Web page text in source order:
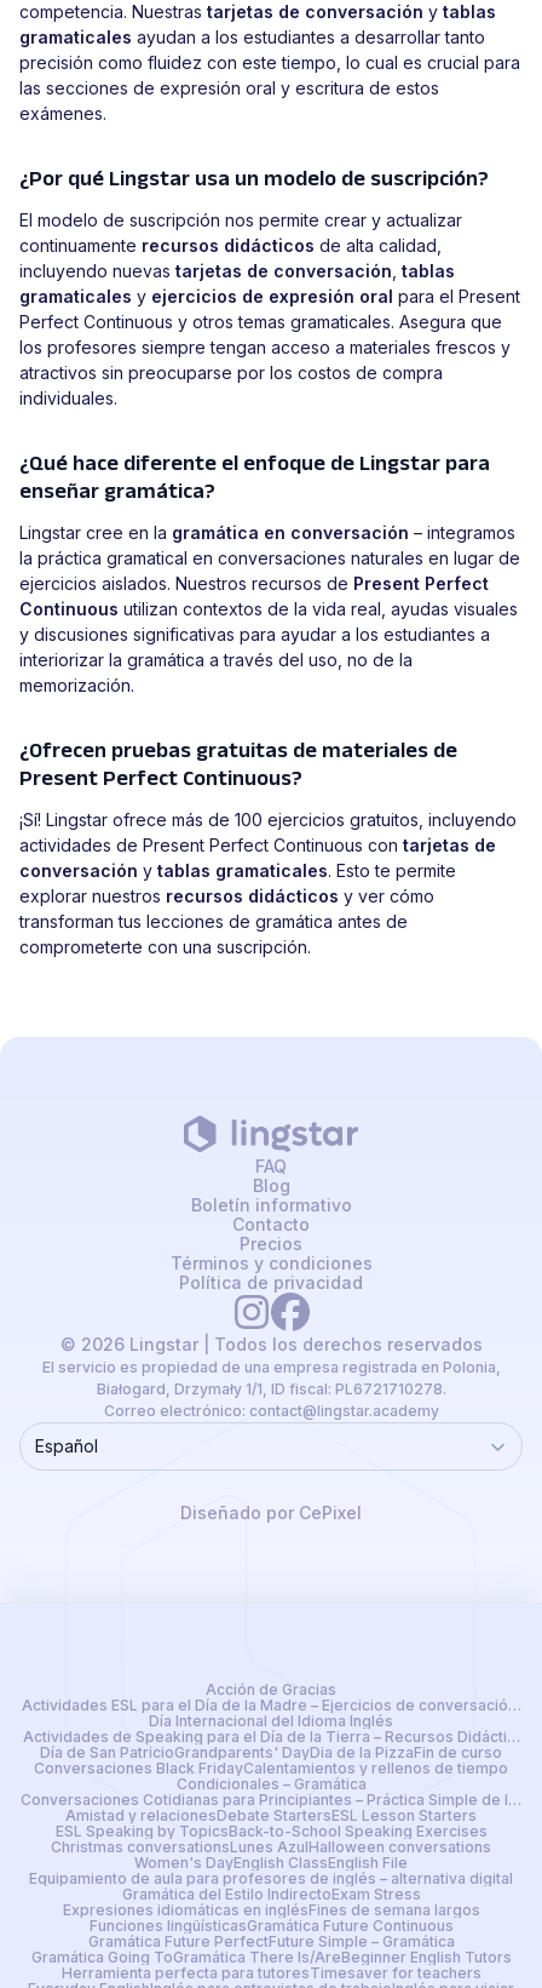
competencia. Nuestras tarjetas de conversación y tablas
gramaticales ayudan a los estudiantes a desarrollar tanto
precisión como fluidez con este tiempo, lo cual es crucial para
las secciones de expresión oral y escritura de estos
exámenes.
¿Por qué Lingstar usa un modelo de suscripción?
El modelo de suscripción nos permite crear y actualizar
continuamente recursos didácticos de alta calidad,
incluyendo nuevas tarjetas de conversación, tablas
gramaticales y ejercicios de expresión oral para el Present
Perfect Continuous y otros temas gramaticales. Asegura que
los profesores siempre tengan acceso a materiales frescos y
atractivos sin preocuparse por los costos de compra
individuales.
¿Qué hace diferente el enfoque de Lingstar para
enseñar gramática?
Lingstar cree en la gramática en conversación – integramos
la práctica gramatical en conversaciones naturales en lugar de
ejercicios aislados. Nuestros recursos de Present Perfect
Continuous utilizan contextos de la vida real, ayudas visuales
y discusiones significativas para ayudar a los estudiantes a
interiorizar la gramática a través del uso, no de la
memorización.
¿Ofrecen pruebas gratuitas de materiales de
Present Perfect Continuous?
¡Sí! Lingstar ofrece más de 100 ejercicios gratuitos, incluyendo
actividades de Present Perfect Continuous con tarjetas de
conversación y tablas gramaticales. Esto te permite
explorar nuestros recursos didácticos y ver cómo
transforman tus lecciones de gramática antes de
comprometerte con una suscripción.
© 2026 Lingstar | Todos los derechos reservados
El servicio es propiedad de una empresa registrada en Polonia,
Białogard, Drzymały 1/1, ID fiscal: PL6721710278.
Correo electrónico: contact@lingstar.academy
FAQ
Blog
Boletín informativo
Contacto
Precios
Términos y condiciones
Política de privacidad
Language
Español
Diseñado por CePixel
Acción de Gracias
Actividades ESL para el Día de la Madre – Ejercicios de conversación
Día Internacional del Idioma Inglés
Actividades de Speaking para el Día de la Tierra – Recursos
Día de San PatricioGrandparents' DayDia de la PizzaFin de curso
Conversaciones Black FridayCalentamientos y rellenos de tiempo
Condicionales – Gramática
Conversaciones Cotidianas para Principiantes – Práctica Simple de
Amistad y relacionesDebate StartersESL Lesson Starters
ESL Speaking by TopicsBack-to-School Speaking Exercises
Christmas conversationsLunes AzulHalloween conversations
Women's DayEnglish ClassEnglish File
Equipamiento de aula para profesores de inglés – alternativa digital
Gramática del Estilo IndirectoExam Stress
Expresiones idiomáticas en inglésFines de semana largos
Funciones lingüísticasGramática Future Continuous
Gramática Future PerfectFuture Simple – Gramática
Gramática Going ToGramática There Is/AreBeginner English Tutors
Herramienta perfecta para tutoresTimesaver for teachers